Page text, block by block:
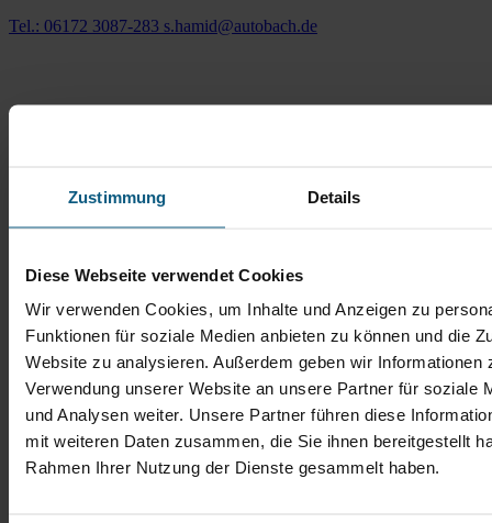
Zustimmung Details
Diese Webseite verwendet Cookies
Wir verwenden Cookies, um Inhalte und Anzeigen zu
Funktionen für soziale Medien anbieten zu können und die
Website zu analysieren. Außerdem geben wir Informationen
Verwendung unserer Website an unsere Partner für soziale
und Analysen weiter. Unsere Partner führen diese
mit weiteren Daten zusammen, die Sie ihnen bereitgestellt
Rahmen Ihrer Nutzung der Dienste gesammelt haben.
Tel.: 06172 3087-283 s.hamid@autobach.de